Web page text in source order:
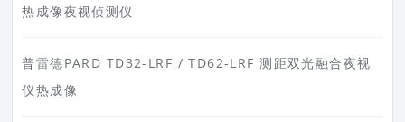
热成像夜视侦测仪
普雷德PARD TD32-LRF / TD62-LRF 测距双光融合夜视
仪热成像